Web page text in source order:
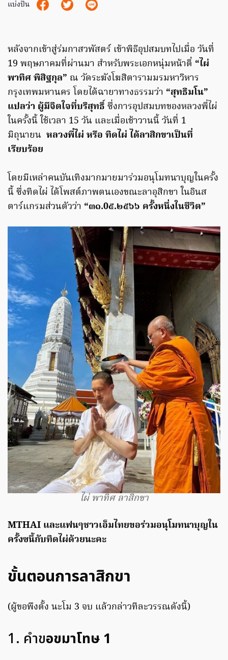
แบ่งปัน
หลังจากเข้าสู่ร่มกาสวพัสตร์ เข้าพิธีอุปสมบทไปเมื่อ วันที่
19 พฤษภาคมที่ผ่านมา สำหรับพระเอกหนุ่มหน้าตี๋ “ไผ่
พาทิศ พิสิฐกุล” ณ วัดระฆังโฆสิตารามมรมหาวิหาร
กรุงเทพมหานคร โดยได้ฉายาทางธรรมว่า “สุทธิมโน”
แปลว่า ผู้มีจิตใจที่บริสุทธิ์ ซึ่งการอุปสมบทของหลวงพี่ไผ่
ในครั้งนี้ ใช้เวลา 15 วัน และเมื่อเช้าวานนี้ วันที่ 1
มิถุนายน หลวงพี่ไผ่ หรือ ทิดไผ่ ได้ลาสิกขาเป็นที่
เรียบร้อย
โดยมีเหล่าคนบันเทิงมากมายมาร่วมอนุโมทนาบุญในครั้ง
นี้ ซึ่งทิดไผ่ ได้โพสต์ภาพตนเองขณะลาอุสิกขา ในอินส
ตาร์แกรมส่วนตัวว่า “๓๑.0๕.๒๕๖๖ ครั้งหนึ่งในชีวิต”
ไผ่ พาทิศ ลาสิกขา
MTHAI และแฟนๆชาวเอ็มไทยขอร่วมอนุโมทนาบุญใน
ครั้งฃนี้กับทิดไผ่ด้วยนะคะ
ขั้นตอนการลาสิกขา
(ผู้ขอพึงตั้ง นะโม 3 จบ แล้วกล่าวทีละวรรณดังนี้)
1. คำขอขมาโทษ 1